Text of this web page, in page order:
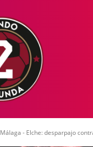
Málaga - Elche: desparpajo